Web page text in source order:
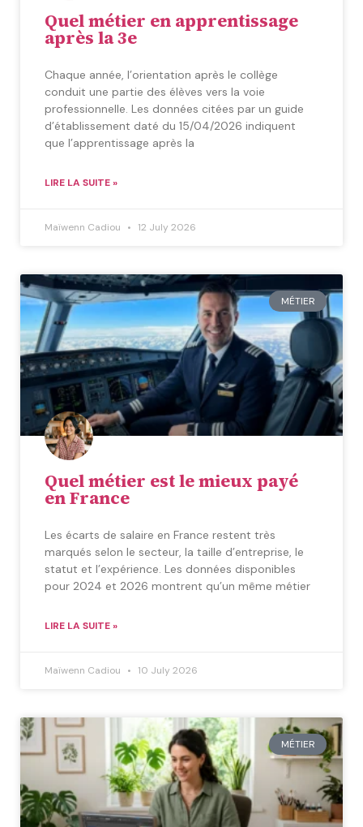
Quel métier en apprentissage
après la 3e
Chaque année, l’orientation après le collège
conduit une partie des élèves vers la voie
professionnelle. Les données citées par un guide
d’établissement daté du 15/04/2026 indiquent
que l’apprentissage après la
LIRE LA SUITE »
Maïwenn Cadiou 12 July 2026
MÉTIER
Quel métier est le mieux payé
en France
Les écarts de salaire en France restent très
marqués selon le secteur, la taille d’entreprise, le
statut et l’expérience. Les données disponibles
pour 2024 et 2026 montrent qu’un même métier
LIRE LA SUITE »
Maïwenn Cadiou 10 July 2026
MÉTIER